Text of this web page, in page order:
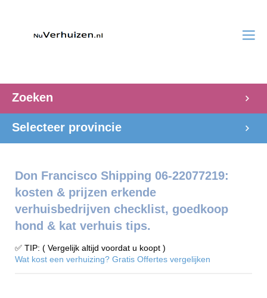
Zoeken
Selecteer provincie
Don Francisco Shipping 06-22077219:
kosten & prijzen erkende
verhuisbedrijven checklist, goedkoop
hond & kat verhuis tips.
✅ TIP: ( Vergelijk altijd voordat u koopt )
Wat kost een verhuizing? Gratis Offertes vergelijken